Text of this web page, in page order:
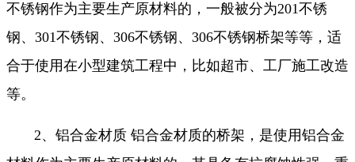
不锈钢作为主要生产原材料的，一般被分为201不锈
钢、301不锈钢、306不锈钢、306不锈钢桥架等等，适
合于使用在小型建筑工程中，比如超市、工厂施工改造
等。
2、铝合金材质 铝合金材质的桥架，是使用铝合金